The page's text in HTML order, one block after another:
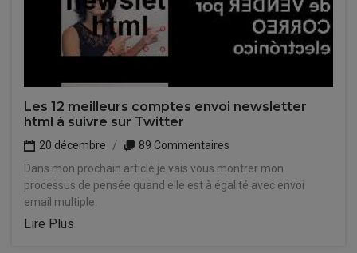
Les 12 meilleurs comptes envoi newsletter
html à suivre sur Twitter
20 décembre
89 Commentaires
Dans mon prochain article je vais vous montrer mon
processus de pensée quand elle est à égalité avec envoi
email multiple.
Lire Plus